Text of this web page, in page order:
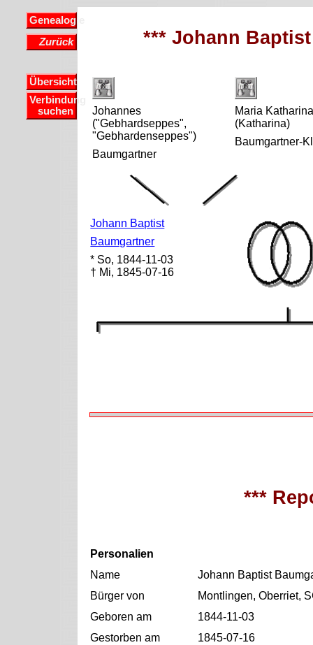
Genealogie
Zurück
Übersicht
Verbindung
suchen
*** Johann
Johannes
("Gebhardseppes",
"Gebhardenseppes")
Baumgartner
Maria
(Katharina)
Baumgartner-
Johann Baptist
Baumgartner
* So, 1844-11-03
† Mi, 1845-07-16
***
Personalien
Name
Johann Baptist
Bürger von
Montlingen, Oberriet,
Geboren am
1844-11-03
Gestorben am
1845-07-16